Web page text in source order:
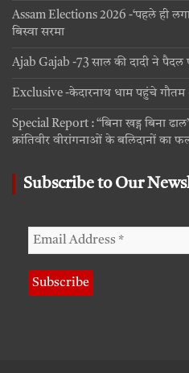
Assam Elections 2026 -‘पहले ही
बिस्वा सरमा
Ajab Gajab -73 साल की दादी ने पैदल
Exclusive -केदारनाथ धाम पहुंचे गौतम
Special Report : “बिना खड्ग बिना
क्रांतिवीर वीरांगनाओं के बलिदानों का
Subscribe to Our